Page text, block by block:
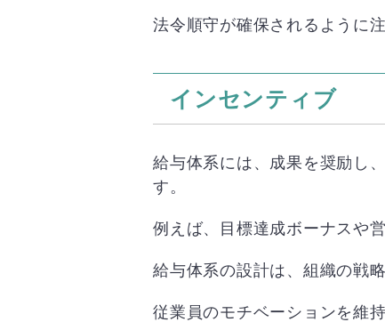
法令順守が確保されるように
インセンティブ
給与体系には、成果を奨励し
す。
例えば、目標達成ボーナスや
給与体系の設計は、組織の戦
従業員のモチベーションを維